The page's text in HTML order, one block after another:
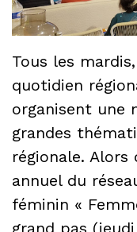
Tous les
quotidien
organisent une
grandes
régionale. Alors
annuel du
féminin «
grand pas